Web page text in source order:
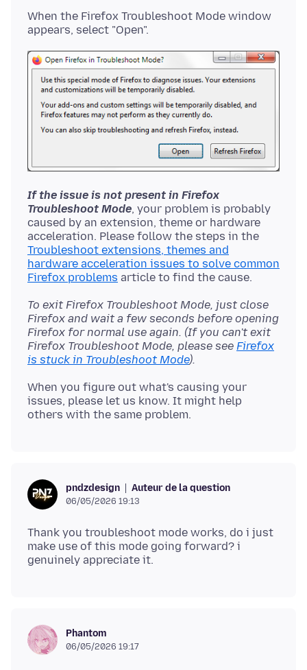
When the Firefox Troubleshoot Mode window
If the issue is not present in Firefox
Troubleshoot Mode, your problem is probably
caused by an extension, theme or hardware
acceleration. Please follow the steps in the
Troubleshoot extensions, themes and
hardware acceleration issues to solve common
Firefox problems
To exit Firefox Troubleshoot Mode, just close
Firefox and wait a few seconds before opening
Firefox for normal use again. (If you can't exit
Firefox Troubleshoot Mode, please see Firefox
is stuck in Troubleshoot Mode).
When you figure out what's causing your
issues, please let us know. It might help
pndzdesign Auteur de la question
06/05/2026 19:13
Thank you troubleshoot mode works, do i just
make use of this mode going forward? i
Phantom
06/05/2026 19:17